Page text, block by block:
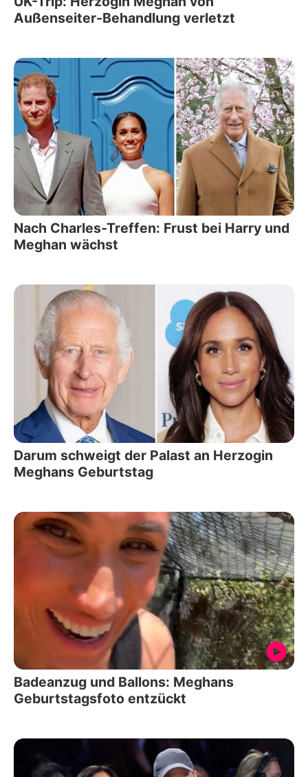
Außenseiter-Behandlung verletzt
Nach Charles-Treffen: Frust bei Harry und
Meghan wächst
Darum schweigt der Palast an Herzogin
Meghans Geburtstag
Badeanzug und Ballons: Meghans
Geburtstagsfoto entzückt